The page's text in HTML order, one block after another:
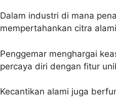
Dalam industri di mana
mempertahankan citra
Penggemar menghargai
percaya diri dengan fitur
Kecantikan alami juga